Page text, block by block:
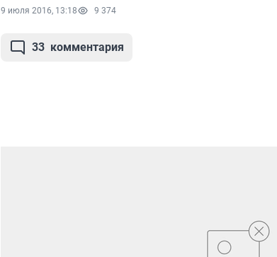
9 июля 2016, 13:18 9 374
33 комментария